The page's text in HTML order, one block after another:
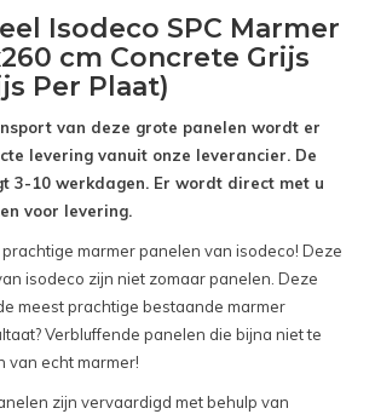
Isodeco SPC Marmer
cm Concrete Grijs
Per Plaat)
van deze grote panelen wordt er
levering vanuit onze leverancier. De
3-10 werkdagen. Er wordt direct met u
voor levering.
marmer panelen van isodeco! Deze
isodeco zijn niet zomaar panelen. Deze
meest prachtige bestaande marmer
Verbluffende panelen die bijna niet te
van echt marmer!
zijn vervaardigd met behulp van